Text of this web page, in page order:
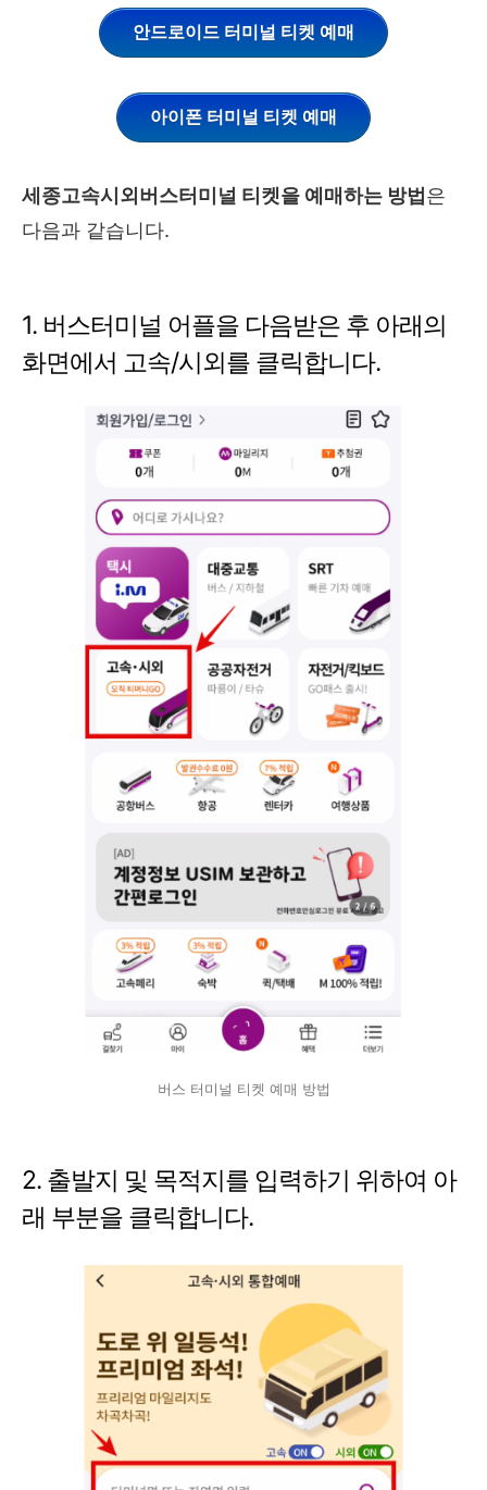
안드로이드 터미널 티켓 예매
아이폰 터미널 티켓 예매
세종고속시외버스터미널 티켓을 예매하는 방법은
다음과 같습니다.
1. 버스터미널 어플을 다음받은 후 아래의
화면에서 고속/시외를 클릭합니다.
버스 터미널 티켓 예매 방법
2. 출발지 및 목적지를 입력하기 위하여 아
래 부분을 클릭합니다.